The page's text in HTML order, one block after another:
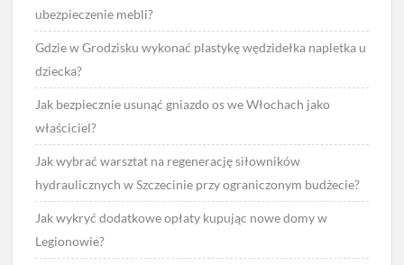
ubezpieczenie mebli?
Gdzie w Grodzisku wykonać plastykę wędzidełka napletka u
dziecka?
Jak bezpiecznie usunąć gniazdo os we Włochach jako
właściciel?
Jak wybrać warsztat na regenerację siłowników
hydraulicznych w Szczecinie przy ograniczonym budżecie?
Jak wykryć dodatkowe opłaty kupując nowe domy w
Legionowie?